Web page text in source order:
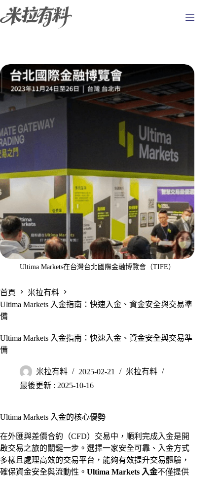
至
容
Ultima Markets在台灣台北國際金融博覽會（TIFE）
首頁
米拉有料
Ultima Markets 入金指南：快速入金、資金安全與交易準
備
Ultima Markets 入金指南：快速入金、資金安全與交易準
備
米拉有料 2025-02-21
米拉有料
最後更新 : 2025-10-16
Ultima Markets 入金的核心優勢
在外匯與差價合約（CFD）交易中，順利完成入金是開
啟交易之旅的關鍵一步。選擇一家安全可靠、入金方式
多樣且處理高效的交易平台，能夠有效提升交易體驗，
確保資金安全與流動性。 Ultima Markets 入金不僅提供